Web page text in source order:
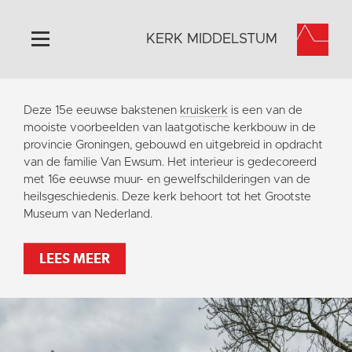
Home
Algemeen
Historie
Omgeving
Het Grootste Museum
Steun ons
KERK MIDDELSTUM
Deze 15e eeuwse bakstenen kruiskerk is een van de
mooiste voorbeelden van laatgotische kerkbouw in de
provincie Groningen, gebouwd en uitgebreid in opdracht
van de familie Van Ewsum. Het interieur is gedecoreerd
met 16e eeuwse muur- en gewelfschilderingen van de
heilsgeschiedenis. Deze kerk behoort tot het Grootste
Museum van Nederland.
LEES MEER